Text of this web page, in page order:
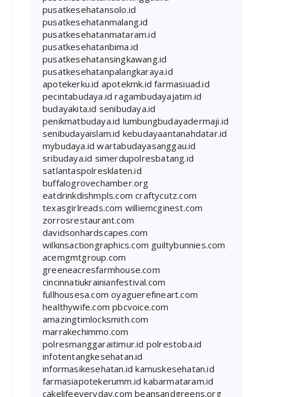
pusatkesehatansolo.id
pusatkesehatanmalang.id
pusatkesehatanmataram.id
pusatkesehatanbima.id
pusatkesehatansingkawang.id
pusatkesehatanpalangkaraya.id
apotekerku.id apotekmk.id farmasiuad.id
pecintabudaya.id ragambudayajatim.id
budayakita.id senibudaya.id
penikmatbudaya.id lumbungbudayadermaji.id
senibudayaislam.id kebudayaantanahdatar.id
mybudaya.id wartabudayasanggau.id
sribudaya.id simerdupolresbatang.id
satlantaspolresklaten.id
buffalogrovechamber.org
eatdrinkdishmpls.com craftycutz.com
texasgirlreads.com williemcginest.com
zorrosrestaurant.com
davidsonhardscapes.com
wilkinsactiongraphics.com guiltybunnies.com
acemgmtgroup.com
greeneacresfarmhouse.com
cincinnatiukrainianfestival.com
fullhousesa.com oyaguerefineart.com
healthywife.com pbcvoice.com
amazingtimlocksmith.com
marrakechimmo.com
polresmanggaraitimur.id polrestoba.id
infotentangkesehatan.id
informasikesehatan.id kamuskesehatan.id
farmasiapotekerumm.id kabarmataram.id
cakelifeeveryday.com beansandgreens.org